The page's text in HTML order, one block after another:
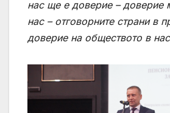
нас ще е доверие – доверие
нас – отговорните страни в
доверие на обществото в